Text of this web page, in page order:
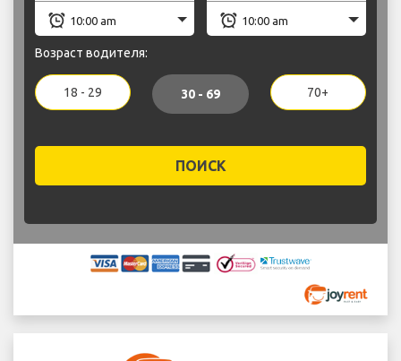
Возраст водителя:
18 - 29 30 - 69 70+
ПОИСК